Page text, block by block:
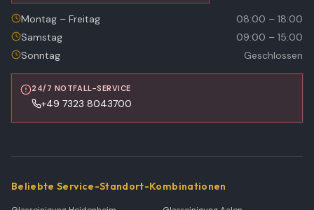
Montag – Freitag
08:00 – 18:00
Samstag
09:00 – 15:00
Sonntag
Geschlossen
24/7 NOTFALL-SERVICE
+49 7323 8043700
Beliebte Service-Standort-Kombinationen